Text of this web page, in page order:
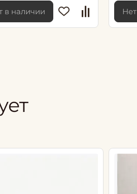
в наличии